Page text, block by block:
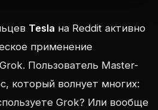
Tesla на Reddit активно
применение
Пользователь Master-
который волнует многих:
Grok? Или вообще